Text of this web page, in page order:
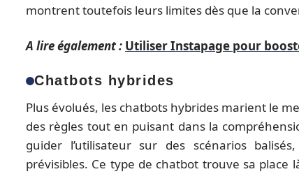
montrent toutefois leurs limites dès que la
A lire également : Utiliser Instapage pour
Chatbots hybrides
Plus évolués, les chatbots hybrides marient le
des règles tout en puisant dans la
guider l’utilisateur sur des scénarios
prévisibles. Ce type de chatbot trouve sa